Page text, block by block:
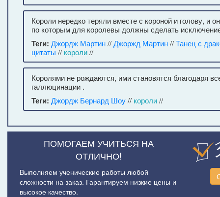
Короли нередко теряли вместе с короной и голову, и
по которым для королевы должны сделать
Теги: Джордж Мартин//Джоржд Мартин//Танец с
цитаты // короли//
Королями не рождаются, ими становятся благодаря
галлюцинации .
Теги: Джордж Бернард Шоу// короли//
ПОМОГАЕМ УЧИТЬСЯ НА
ОТЛИЧНО!
Выполняем ученические работы любой
сложности на заказ. Гарантируем низкие цены и
высокое качество.